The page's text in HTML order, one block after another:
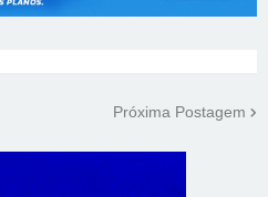
Próxima Postagem